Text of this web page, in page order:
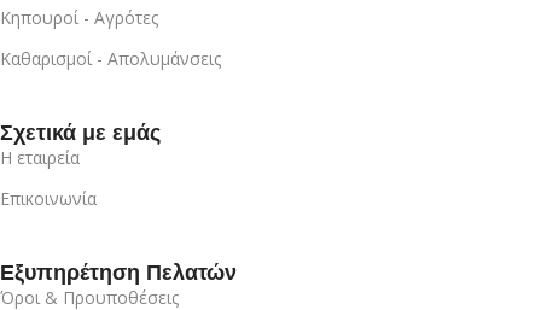
Κηπουροί - Αγρότες
Καθαρισμοί - Απολυμάνσεις
Σχετικά με εμάς
Η εταιρεία
Επικοινωνία
Εξυπηρέτηση Πελατών
Όροι & Προυποθέσεις